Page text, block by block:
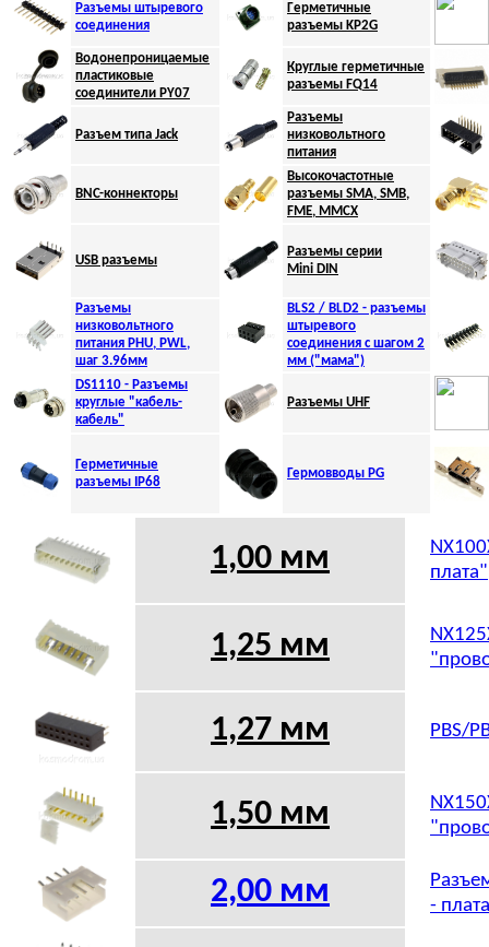
Разъемы штыревого
соединения
Герметичные
разъемы KP2G
Водонепроницаемые
пластиковые
соединители PY07
Круглые герметичные
разъемы FQ14
Разъем типа Jack
Разъемы
низковольтного
питания
BNC-коннекторы
Высокочастотные
разъемы SMA, SMB,
FME, MMCX
USB разъемы
Разъемы серии
Mini DIN
Разъемы
низковольтного
питания PНU, PWL,
шаг 3.96мм
BLS2 / BLD2 - разъемы
штыревого
соединения с шагом 2
мм ("мама")
DS1110 - Разъемы
круглые "кабель-
кабель"
Разъемы UHF
Герметичные
разъемы IP68
Гермовводы PG
1,00 мм
плата"
1,25 мм
1,27 мм PBS/
1,50 мм
2,00 мм
-